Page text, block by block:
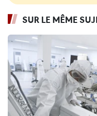
SUR LE MÊME